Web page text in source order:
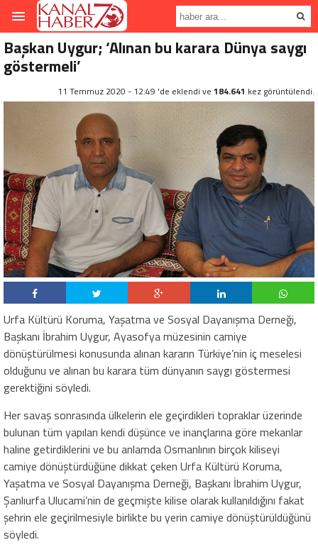
Başkan Uygur; ‘Alınan bu karara Dünya saygı
göstermeli’
11 Temmuz 2020 - 12:49 'de eklendi ve 184.641 kez görüntülendi.
Urfa Kültürü Koruma, Yaşatma ve Sosyal Dayanışma Derneği,
Başkanı İbrahim Uygur, Ayasofya müzesinin camiye
dönüştürülmesi konusunda alınan kararın Türkiye’nin iç meselesi
olduğunu ve alınan bu karara tüm dünyanın saygı göstermesi
gerektiğini söyledi.
Her savaş sonrasında ülkelerin ele geçirdikleri topraklar üzerinde
bulunan tüm yapıları kendi düşünce ve inançlarına göre mekanlar
haline getirdiklerini ve bu anlamda Osmanlının birçok kiliseyi
camiye dönüştürdüğüne dikkat çeken Urfa Kültürü Koruma,
Yaşatma ve Sosyal Dayanışma Derneği, Başkanı İbrahim Uygur,
Şanlıurfa Ulucami’nin de geçmişte kilise olarak kullanıldığını fakat
şehrin ele geçirilmesiyle birlikte bu yerin camiye dönüştürüldüğünü
söyledi.